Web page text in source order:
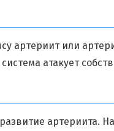
артериит или
атакует
артериита.